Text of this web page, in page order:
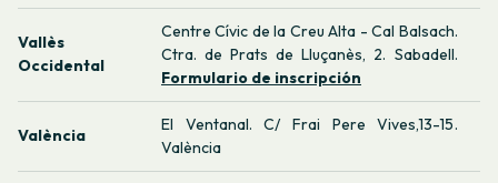
Vallès
Occidental
Centre Cívic de la Creu Alta - Cal Balsach.
Ctra. de Prats de Lluçanès, 2. Sabadell.
Formulario de inscripción
València
El Ventanal. C/ Frai Pere Vives,13-15.
València